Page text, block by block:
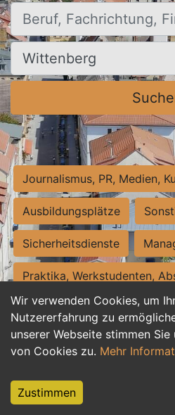
Wir verwenden Cookies, um
Nutzererfahrung zu
unserer Webseite stimmen
von Cookies zu. Mehr
Zustimmen
Beruf, Fachrichtung, Firma
Ort, Stadt
Journalismus, PR, Medien,
Ausbildungsplätze
Sicherheitsdienste
Praktika, Werkstudenten,
Personalwesen
Hilfskräfte, Aushilfs- und
Weiterbildung, Studium,